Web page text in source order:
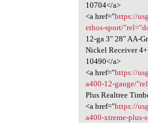
10704</a>
<a href="https://
ethos-sport/
12-ga 3″ 28″ AA-
Nickel Receiver
10490</a>
<a href="https://
a400-12-gauge/
Plus Realtree
<a href="https://
a400-xtreme-plus-